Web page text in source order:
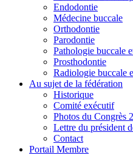
Endodontie
Médecine buccale
Orthodontie
Parodontie
Pathologie buccale
Prosthodontie
Radiologie buccale
Au sujet de la fédération
Historique
Comité exécutif
Photos du Congrès
Lettre du président
Contact
Portail Membre